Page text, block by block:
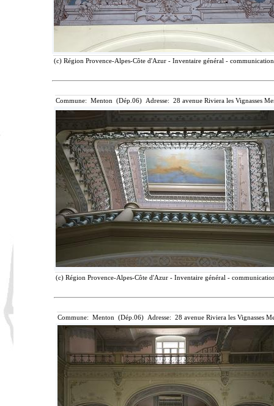
(c) Région Provence-Alpes-Côte d'Azur - Inventaire général -
Commune: Menton (Dép.06) Adresse: 28 avenue Riviera les Vignasses
(c) Région Provence-Alpes-Côte d'Azur - Inventaire général -
Commune: Menton (Dép.06) Adresse: 28 avenue Riviera les Vignasses